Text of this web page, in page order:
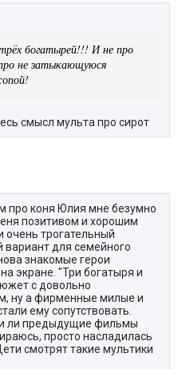
богатырей!!! И не про
не затыкающуюся
смысл мульта про сирот
про коня Юлия мне безумно
позитивом и хорошим
трогательный
вариант для семейного
знакомые герои
экране. "Три богатыря и
с довольно
ну а фирменные милые и
ему сопутствовать.
ли предыдущие фильмы
просто насладилась
смотрят такие мультики